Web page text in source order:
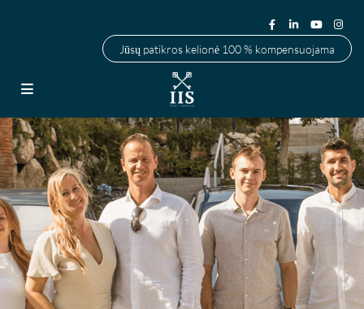
Jūsų patikros kelionė 100 % kompensuojama